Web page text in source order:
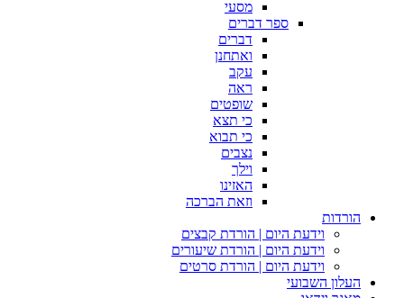
מסעי
ספר דברים
דברים
ואתחנן
עקב
ראה
שופטים
כי תצא
כי תבוא
נצבים
וילך
האזינו
וזאת הברכה
הורדות
וידעת היום | הורדת קבצים
וידעת היום | הורדת שיעורים
וידעת היום | הורדת סרטים
העלון השבועי